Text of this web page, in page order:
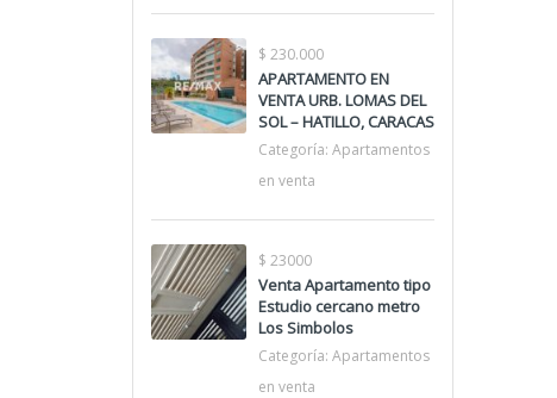
$ 230.000
APARTAMENTO EN
VENTA URB. LOMAS DEL
SOL – HATILLO, CARACAS
Categoría: Apartamentos
en venta
$ 23000
Venta Apartamento tipo
Estudio cercano metro
Los Simbolos
Categoría: Apartamentos
en venta